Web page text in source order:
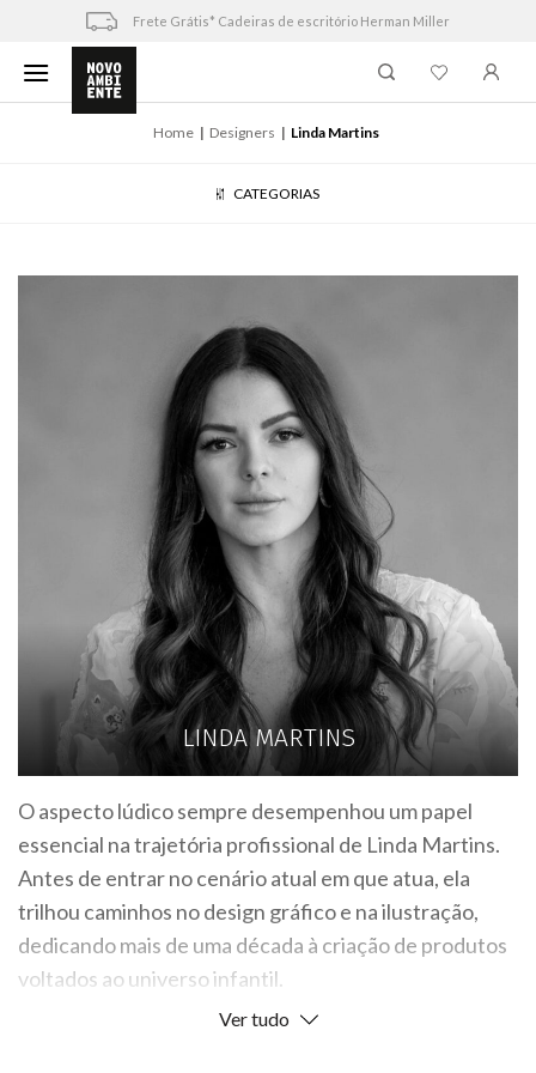
content
Frete Grátis* Cadeiras de escritório Herman Miller
Home Designers Linda Martins
CATEGORIAS
LINDA MARTINS
O aspecto lúdico sempre desempenhou um papel
essencial na trajetória profissional de Linda Martins.
Antes de entrar no cenário atual em que atua, ela
trilhou caminhos no design gráfico e na ilustração,
dedicando mais de uma década à criação de produtos
voltados ao universo infantil.
Ver tudo